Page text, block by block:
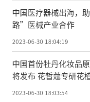
中国医疗器械出海，
路”医械产业合作
2023-06-30 18:04:19
中国首份牡丹化妆品
将发布 花皙蔻专研花
2023-06-30 18:03:54